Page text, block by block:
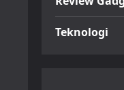
Teknologi